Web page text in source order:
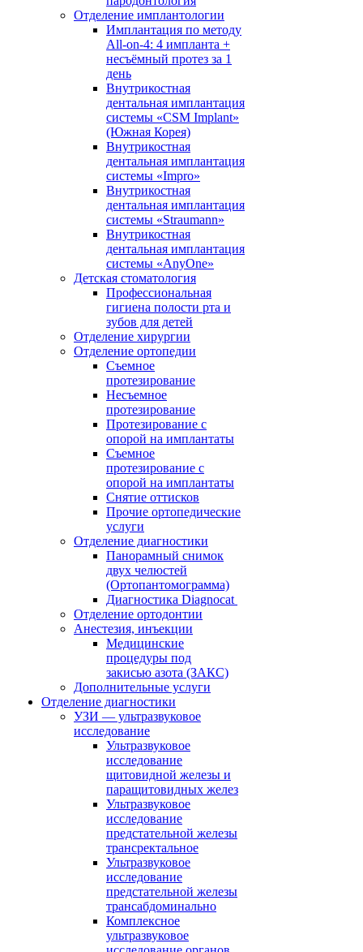
Отделение имплантологии
Имплантация по методу
All-on-4: 4 импланта +
несъёмный протез за 1
день
Внутрикостная
дентальная имплантация
системы «CSM Implant»
(Южная Корея)
Внутрикостная
дентальная имплантация
системы «Impro»
Внутрикостная
дентальная имплантация
системы «Straumann»
Внутрикостная
дентальная имплантация
системы «AnyOne»
Детская стоматология
Профессиональная
гигиена полости рта и
зубов для детей
Отделение хирургии
Отделение ортопедии
Съемное
протезирование
Несъемное
протезирование
Протезирование с
опорой на имплантаты
Съемное
протезирование с
опорой на имплантаты
Снятие оттисков
Прочие ортопедические
услуги
Отделение диагностики
Панорамный снимок
двух челюстей
(Ортопантомограмма)
Диагностика Diagnocat
Отделение ортодонтии
Анестезия, инъекции
Медицинские
процедуры под
закисью азота (ЗАКС)
Дополнительные услуги
Отделение диагностики
УЗИ — ультразвуковое
исследование
Ультразвуковое
исследование
щитовидной железы и
паращитовидных желез
Ультразвуковое
исследование
предстательной железы
трансректальное
Ультразвуковое
исследование
предстательной железы
трансабдоминально
Комплексное
ультразвуковое